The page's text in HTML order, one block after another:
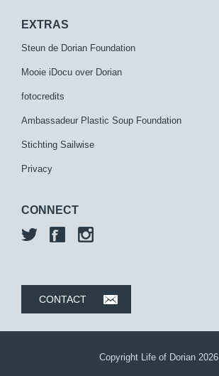
EXTRAS
Steun de Dorian Foundation
Mooie iDocu over Dorian
fotocredits
Ambassadeur Plastic Soup Foundation
Stichting Sailwise
Privacy
CONNECT
CONTACT
Copyright Life of Dorian 2026